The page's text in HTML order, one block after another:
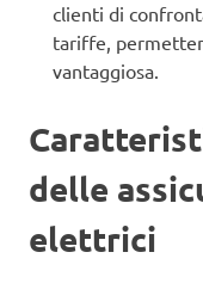
clienti di
tariffe,
vantaggiosa.
delle
elettrici